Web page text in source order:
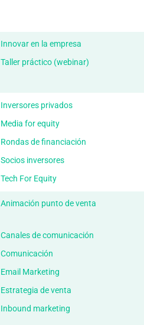
Innovar en la empresa
Taller práctico (webinar)
Inversores privados
Media for equity
Rondas de financiación
Socios inversores
Tech For Equity
Animación punto de venta
Canales de comunicación
Comunicación
Email Marketing
Estrategia de venta
Inbound marketing